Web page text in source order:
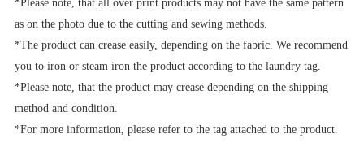
*Please note, that all over print products may not have the same pattern
as on the photo due to the cutting and sewing methods.
*The product can crease easily, depending on the fabric. We recommend
you to iron or steam iron the product according to the laundry tag.
*Please note, that the product may crease depending on the shipping
method and condition.
*For more information, please refer to the tag attached to the product.